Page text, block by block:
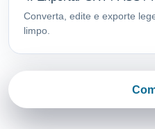
Converta, edite e exporte
limpo.